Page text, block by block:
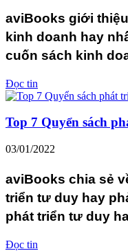
aviBooks giới
kinh doanh hay
cuốn sách kinh
Đọc tin
Top 7 Quyển sách
03/01/2022
aviBooks chia sẻ
triển tư duy hay
phát triển tư duy
Đọc tin